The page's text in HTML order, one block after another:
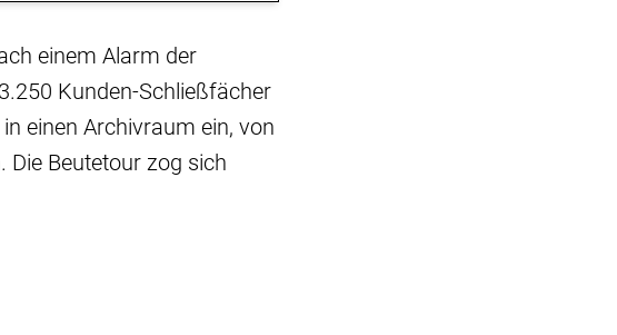
einem Alarm der
Kunden-Schließfächer
einen Archivraum ein, von
Beutetour zog sich